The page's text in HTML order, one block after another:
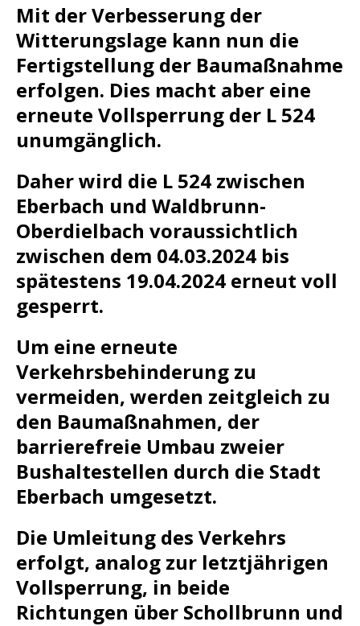
Mit der Verbesserung der
Witterungslage kann nun die
Fertigstellung der Baumaßnahme
erfolgen. Dies macht aber eine
erneute Vollsperrung der L 524
unumgänglich.
Daher wird die L 524 zwischen
Eberbach und Waldbrunn-
Oberdielbach voraussichtlich
zwischen dem 04.03.2024 bis
spätestens 19.04.2024 erneut voll
gesperrt.
Um eine erneute
Verkehrsbehinderung zu
vermeiden, werden zeitgleich zu
den Baumaßnahmen, der
barrierefreie Umbau zweier
Bushaltestellen durch die Stadt
Eberbach umgesetzt.
Die Umleitung des Verkehrs
erfolgt, analog zur letztjährigen
Vollsperrung, in beide
Richtungen über Schollbrunn und